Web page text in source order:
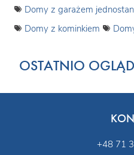
Domy z garażem
Domy z kominkiem
OSTATNIO
+48 71